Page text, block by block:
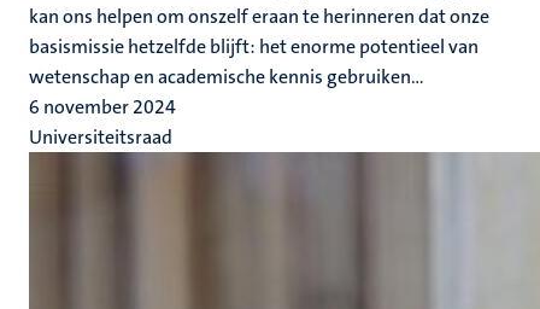
kan ons helpen om onszelf eraan te herinneren dat onze
basismissie hetzelfde blijft: het enorme potentieel van
wetenschap en academische kennis gebruiken...
6 november 2024
Universiteitsraad